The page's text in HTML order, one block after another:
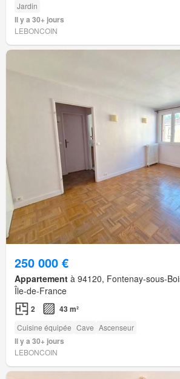
Jardin
Il y a 30+ jours
LEBONCOIN
250 000 €
Appartement à 94120, Fontenay-sous-
Île-de-France
2 43 m²
Cuisine équipée Cave Ascenseur
Il y a 30+ jours
LEBONCOIN